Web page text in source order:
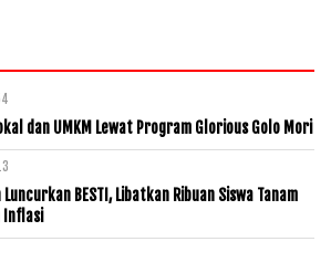
dan UMKM Lewat Program Glorious Golo Mori
Luncurkan BESTI, Libatkan Ribuan Siswa Tanam
Inflasi